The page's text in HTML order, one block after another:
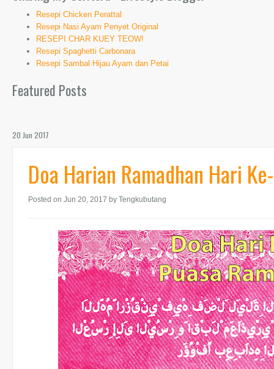
Resepi Chicken Perattal
Resepi Nasi Ayam Penyet Original
RESEPI CHAR KUEY TEOW!
Resepi Spaghetti Carbonara
Resepi Sambal Hijau Ayam dan Petai
Featured Posts
20 Jun 2017
Doa Harian Ramadhan Hari
Posted on Jun 20, 2017 by Tengkubutang